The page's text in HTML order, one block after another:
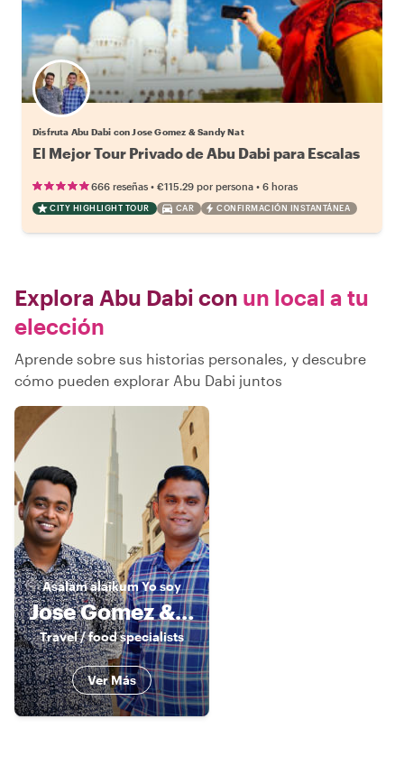
Disfruta Abu Dabi con Jose Gomez & Sandy Nat
El Mejor Tour Privado de Abu Dabi para Escalas
666 reseñas • €115.29 por persona • 6 horas
CITY HIGHLIGHT TOUR CAR CONFIRMACIÓN INSTANTÁNEA
Explora Abu Dabi con un local a tu
elección
Aprende sobre sus historias personales, y descubre
cómo pueden explorar Abu Dabi juntos
Asalam alaikumYo soy
Jose Gomez & Sandy Nat
Travel / food specialists
Ver Más